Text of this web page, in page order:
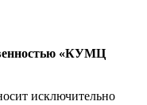
«КУМЦ
исключительно